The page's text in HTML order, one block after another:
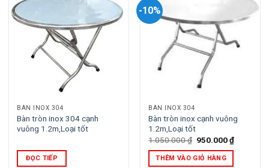
BÀN INOX 304
Bàn tròn inox 304 cạnh
vuông 1.2m,Loại tốt
ĐỌC TIẾP
-10%
BÀN INOX 304
Bàn tròn inox cạnh vuông
1.2m,Loại tốt
1.050.000₫ Giá
là:
1.050.000 ₫.
950.000₫Giá
THÊM VÀO GIỎ HÀNG